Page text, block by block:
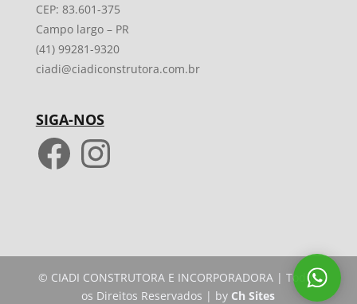
CEP: 83.601-375
Campo largo – PR
(41) 99281-9320
ciadi@ciadiconstrutora.com.br
SIGA-NOS
Facebook Instagram
© CIADI CONSTRUTORA E INCORPORADORA | Todos
os Direitos Reservados | by Ch Sites